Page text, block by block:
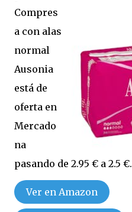
Compres
a con alas
normal
Ausonia
está de
oferta en
Mercado
na
pasando de 2.95 € a 2.5 €.
Ver en Amazon